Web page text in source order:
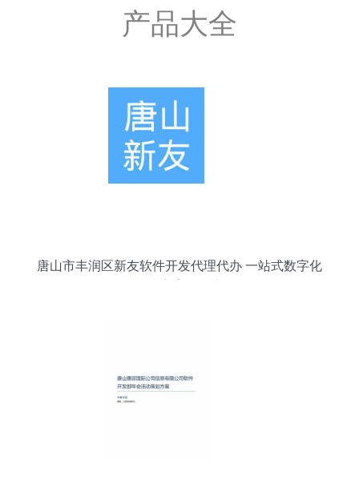
产品大全
唐山市丰润区新友软件开发代理代办 一站式数字化